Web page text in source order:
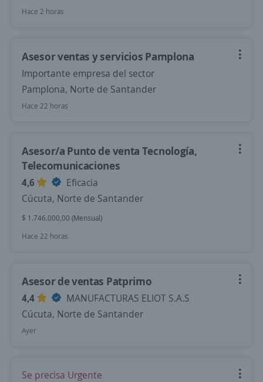
Hace 2 horas
Asesor ventas y servicios Pamplona
Importante empresa del sector
Pamplona, Norte de Santander
Hace 22 horas
Asesor/a Punto de venta Tecnología,
Telecomunicaciones
4,6
Eficacia
Cúcuta, Norte de Santander
$ 1.746.000,00 (Mensual)
Hace 22 horas
Asesor de ventas Patprimo
4,4
MANUFACTURAS ELIOT S.A.S
Cúcuta, Norte de Santander
Ayer
Se precisa Urgente